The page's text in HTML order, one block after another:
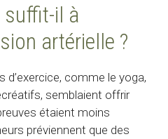
suffit-il à
artérielle ?
d’exercice, comme le yoga,
semblaient offrir
étaient moins
préviennent que des